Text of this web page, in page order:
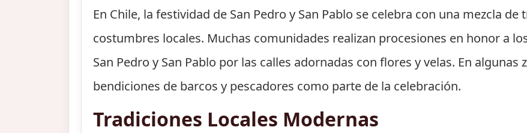
En Chile, la festividad de San Pedro y San Pablo se celebra con una mezcla
costumbres locales. Muchas comunidades realizan procesiones en honor a
San Pedro y San Pablo por las calles adornadas con flores y velas. En algunas
bendiciones de barcos y pescadores como parte de la celebración.
Tradiciones Locales Modernas